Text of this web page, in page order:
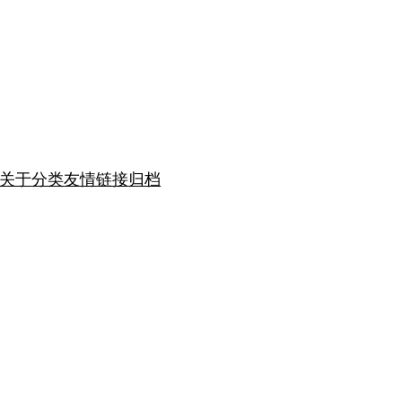
关于分类友情链接归档